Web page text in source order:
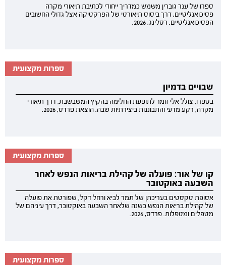
ספרו של ענר גוברין משמש כמדריך ייחודי לכתיבת תיאורי מקרה
פסיכואנליטיים, דרך ביסוס תיאורטי של הפרקטיקה אצל גדולי החשובים
הפסיכואנליטיים. רסלינג, 2026.
ספרות מקצועית
שבויים בדמיון
בספרו, צולל אלי זומר לתופעת החלימה בהקיץ המשבשבת, דרך תיאורי
מקרה, רקע מדעי והתבוננות ביצירתיות שבה. הוצאת פרדס, 2026.
ספרות מקצועית
קו של אור: פועלה של קהילת בריאות הנפש לאחר
השבעה באוקטובר
אסופת טקסטים בעריכתן של תמר לביא ורחל דקל, שפורטת את פועלה
של קהילת בריאות הנפש בשנה שלאחר השבעה באוקטובר, דרך עיניהם של
מטפלים ומטפלות. פרדס, 2026.
ספרות מקצועית